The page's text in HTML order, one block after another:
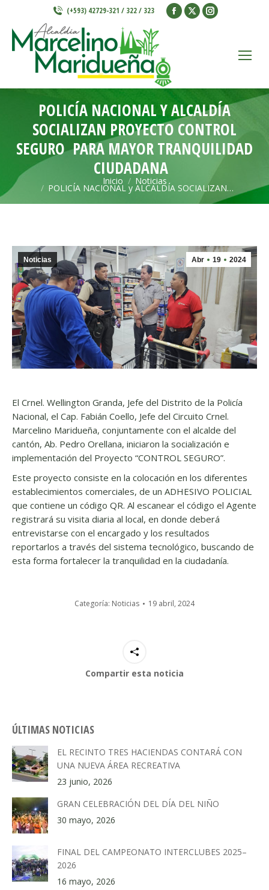
(+593) 42729-321 / 322 / 323
Facebook
window
X
window
Instagram
window
POLICÍA NACIONAL Y ALCALDÍA
SOCIALIZAN PROYECTO CONTROL
SEGURO PARA MAYOR TRANQUILIDAD
CIUDADANA
Estás aquí: Inicio Noticias
POLICÍA NACIONAL y ALCALDÍA SOCIALIZAN…
Abr 19 2024
Noticias
El Crnel. Wellington Granda, Jefe del Distrito de la Policía
Nacional, el Cap. Fabián Coello, Jefe del Circuito Crnel.
Marcelino Maridueña, conjuntamente con el alcalde del
cantón, Ab. Pedro Orellana, iniciaron la socialización e
implementación del Proyecto “CONTROL SEGURO”.
Este proyecto consiste en la colocación en los diferentes
establecimientos comerciales, de un ADHESIVO POLICIAL
que contiene un código QR. Al escanear el código el Agente
registrará su visita diaria al local, en donde deberá
entrevistarse con el encargado y los resultados
reportarlos a través del sistema tecnológico, buscando de
esta forma fortalecer la tranquilidad en la ciudadanía.
Categoría: Noticias 19 abril, 2024
Compartir esta noticia
ÚLTIMAS NOTICIAS
EL RECINTO TRES HACIENDAS CONTARÁ CON
UNA NUEVA ÁREA RECREATIVA
23 junio, 2026
GRAN CELEBRACIÓN DEL DÍA DEL NIÑO
30 mayo, 2026
FINAL DEL CAMPEONATO INTERCLUBES 2025–
2026
16 mayo, 2026